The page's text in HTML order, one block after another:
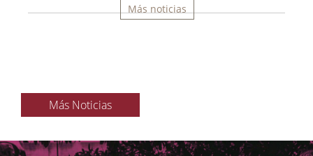
Más noticias
Más Noticias